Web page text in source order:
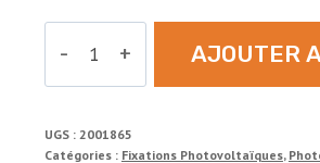
SINGLERAIL
2,10
AJOUTER
UGS : 2001865
Catégories : Fixations Photovoltaïques,